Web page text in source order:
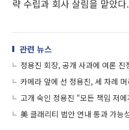
략 수립과 회사 살림을 맡았다.
관련 뉴스